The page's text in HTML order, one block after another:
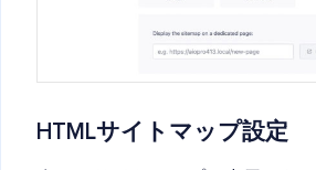
HTMLサイトマップ設定